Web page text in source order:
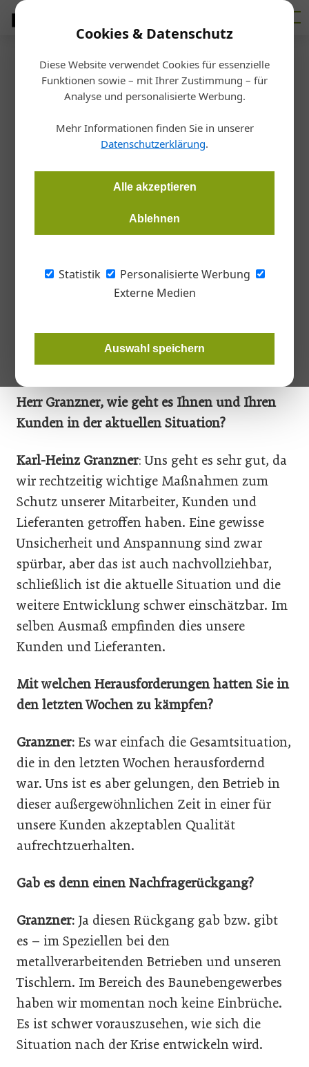
Cookies & Datenschutz
Diese Website verwendet Cookies für essenzielle
Funktionen sowie – mit Ihrer Zustimmung – für
Analyse und personalisierte Werbung.
Mehr Informationen finden Sie in unserer
Datenschutzerklärung.
Alle akzeptieren
Ablehnen
Statistik
Personalisierte Werbung
Externe Medien
Auswahl speichern
Startseite /Markt
Karl-Heinz Granzner: „Der
Beschaffungsmarkt wird sich
durch Corona teilweise
verlagern“
Die Corona-Krise werde zu tiefgreifenden Veränderungen für
heimische Betriebe führen, ist sich Karl-Heinz Granzner,
bei Schachermayer die aktuelle Situation meistert, erzählt er
im Interview.
Herr Granzner, wie geht es Ihnen und Ihren
Kunden in der aktuellen Situation?
Karl-Heinz Granzner: Uns geht es sehr gut, da
wir rechtzeitig wichtige Maßnahmen zum
Schutz unserer Mitarbeiter, Kunden und
Lieferanten getroffen haben. Eine gewisse
Unsicherheit und Anspannung sind zwar
spürbar, aber das ist auch nachvollziehbar,
schließlich ist die aktuelle Situation und die
weitere Entwicklung schwer einschätzbar. Im
selben Ausmaß empfinden dies unsere
Kunden und Lieferanten.
Mit welchen Herausforderungen hatten Sie in
den letzten Wochen zu kämpfen?
Granzner: Es war einfach die Gesamtsituation,
die in den letzten Wochen herausfordernd
war. Uns ist es aber gelungen, den Betrieb in
dieser außergewöhnlichen Zeit in einer für
unsere Kunden akzeptablen Qualität
aufrechtzuerhalten.
Gab es denn einen Nachfragerückgang?
Granzner: Ja diesen Rückgang gab bzw. gibt
es – im Speziellen bei den
metallverarbeitenden Betrieben und unseren
Tischlern. Im Bereich des Baunebengewerbes
haben wir momentan noch keine Einbrüche.
Es ist schwer vorauszusehen, wie sich die
Situation nach der Krise entwickeln wird.